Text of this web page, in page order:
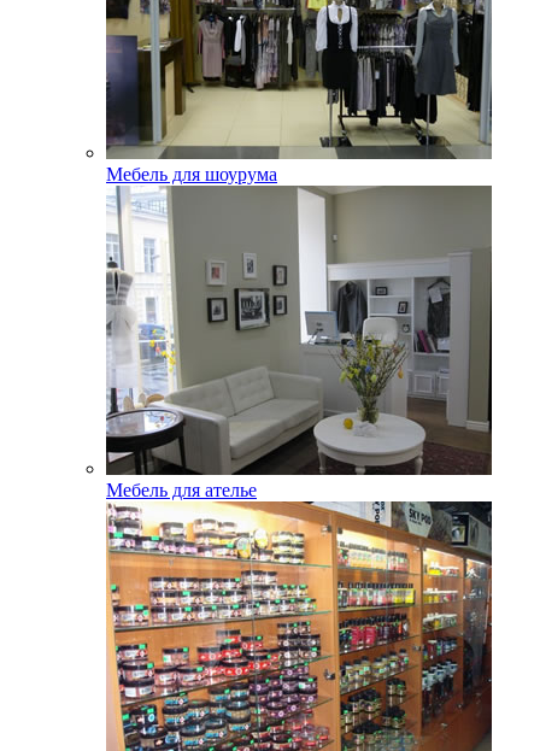
Мебель для шоурума
Мебель для ателье